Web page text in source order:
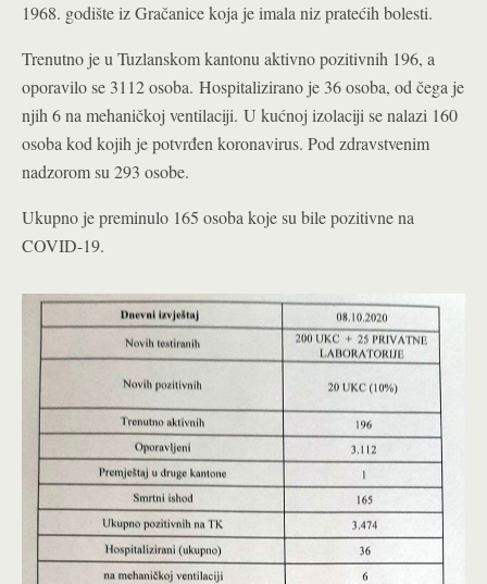
1968. godište iz Gračanice koja je imala niz pratećih bolesti.
Trenutno je u Tuzlanskom kantonu aktivno pozitivnih 196, a
oporavilo se 3112 osoba. Hospitalizirano je 36 osoba, od čega je
njih 6 na mehaničkoj ventilaciji. U kućnoj izolaciji se nalazi 160
osoba kod kojih je potvrđen koronavirus. Pod zdravstvenim
nadzorom su 293 osobe.
Ukupno je preminulo 165 osoba koje su bile pozitivne na
COVID-19.